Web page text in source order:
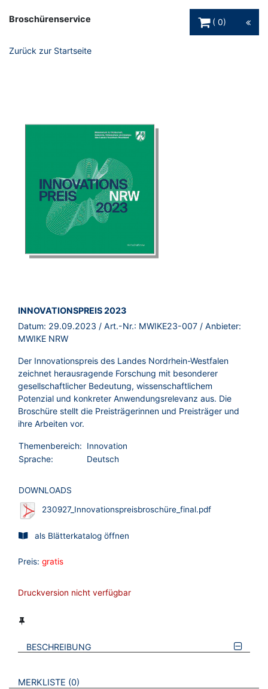
Broschürenservice
0
Zurück zur Startseite
BROSCHÜRE:
INNOVATIONSPREIS 2023
Datum: 29.09.2023 / Art.-Nr.: MWIKE23-007 / Anbieter:
MWIKE NRW
Der Innovationspreis des Landes Nordrhein-Westfalen
zeichnet herausragende Forschung mit besonderer
gesellschaftlicher Bedeutung, wissenschaftlichem
Potenzial und konkreter Anwendungsrelevanz aus. Die
Broschüre stellt die Preisträgerinnen und Preisträger und
ihre Arbeiten vor.
Themenbereich:
Innovation
Sprache:
Deutsch
DOWNLOADS
230927_Innovationspreisbroschüre_final.pdf
als Blätterkatalog öffnen
Preis: gratis
Druckversion nicht verfügbar
BESCHREIBUNG
VERWEISE AUF VERMERKTE- ODER ZULETZT ANGESEHENE
MERKLISTE 0 BROSCHÜREN